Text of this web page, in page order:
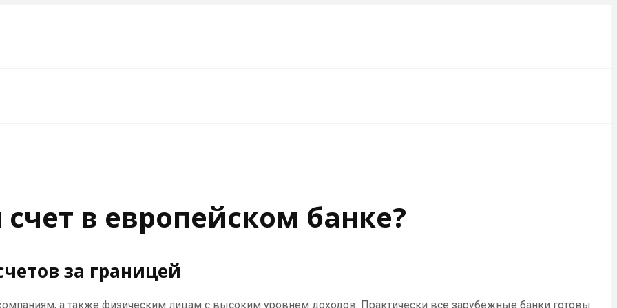
в европейском банке?
за границей
а также физическим лицам с высоким уровнем доходов. Практически все зарубежные банки готовы